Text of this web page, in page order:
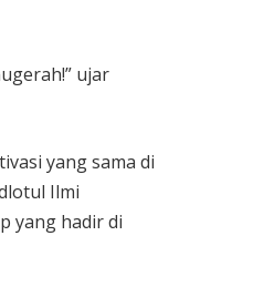
ujar
yang sama di
Ilmi
yang hadir di